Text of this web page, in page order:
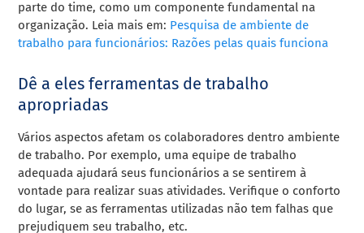
parte do time, como um componente fundamental na
organização. Leia mais em: Pesquisa de ambiente de
trabalho para funcionários: Razões pelas quais funciona
Dê a eles ferramentas de trabalho
apropriadas
Vários aspectos afetam os colaboradores dentro ambiente
de trabalho. Por exemplo, uma equipe de trabalho
adequada ajudará seus funcionários a se sentirem à
vontade para realizar suas atividades. Verifique o conforto
do lugar, se as ferramentas utilizadas não tem falhas que
prejudiquem seu trabalho, etc.